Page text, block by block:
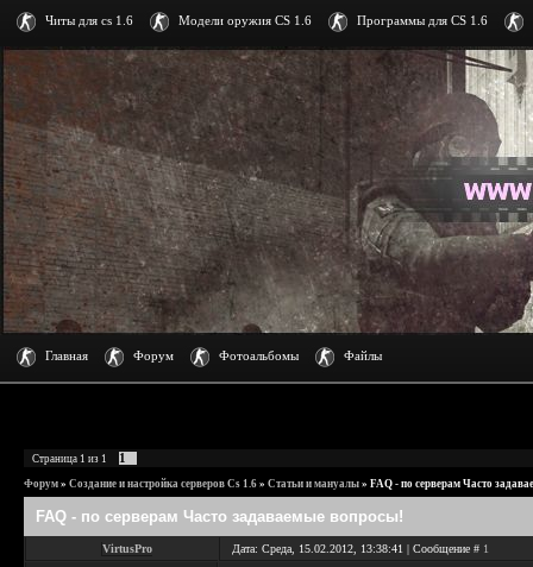
Читы для cs 1.6 Модели оружия CS 1.6 Программы для CS 1.6
Главная Форум Фотоальбомы Файлы
Страница 1 из 1 1
Форум » Создание и настройка серверов Cs 1.6 » Статьи и мануалы » FAQ - по серверам Часто
FAQ - по серверам Часто задаваемые вопросы!
VirtusPro Дата: Среда, 15.02.2012, 13:38:41 | Сообщение # 1